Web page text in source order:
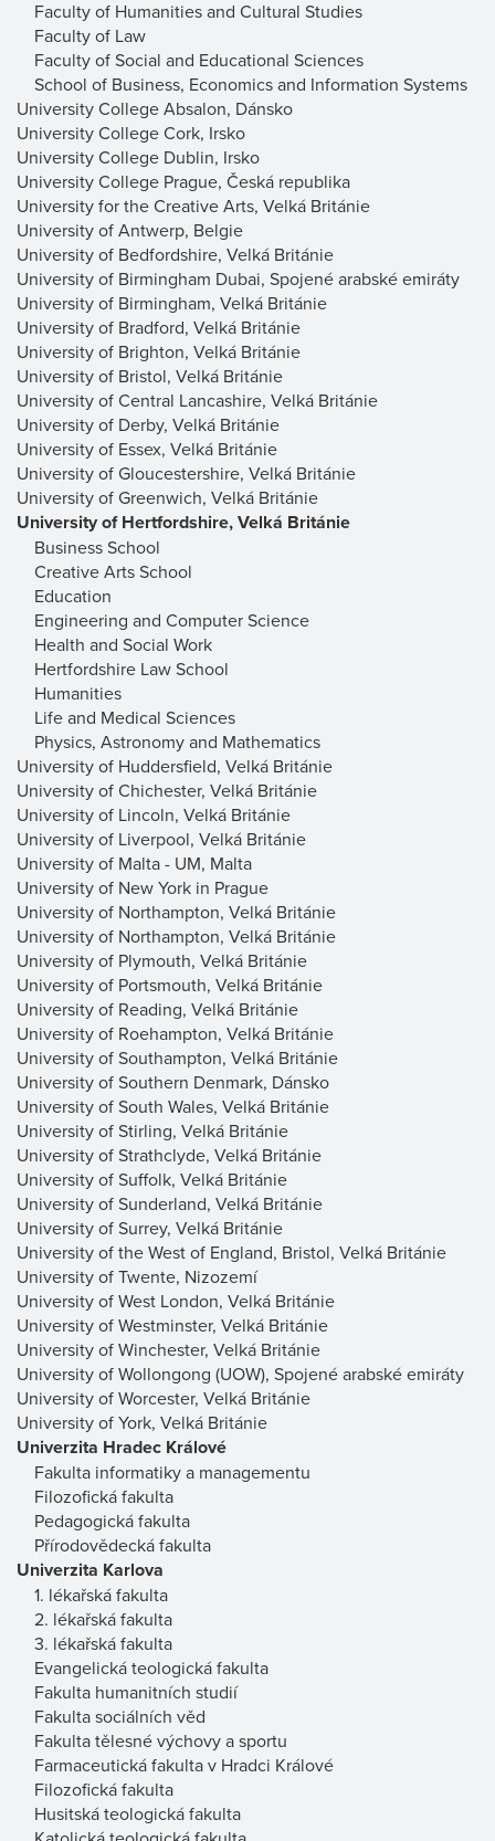
Faculty of Humanities and Cultural Studies
Faculty of Law
Faculty of Social and Educational Sciences
School of Business, Economics and Information Systems
University College Absalon, Dánsko
University College Cork, Irsko
University College Dublin, Irsko
University College Prague, Česká republika
University for the Creative Arts, Velká Británie
University of Antwerp, Belgie
University of Bedfordshire, Velká Británie
University of Birmingham Dubai, Spojené arabské emiráty
University of Birmingham, Velká Británie
University of Bradford, Velká Británie
University of Brighton, Velká Británie
University of Bristol, Velká Británie
University of Central Lancashire, Velká Británie
University of Derby, Velká Británie
University of Essex, Velká Británie
University of Gloucestershire, Velká Británie
University of Greenwich, Velká Británie
University of Hertfordshire, Velká Británie
Business School
Creative Arts School
Education
Engineering and Computer Science
Health and Social Work
Hertfordshire Law School
Humanities
Life and Medical Sciences
Physics, Astronomy and Mathematics
University of Huddersfield, Velká Británie
University of Chichester, Velká Británie
University of Lincoln, Velká Británie
University of Liverpool, Velká Británie
University of Malta - UM, Malta
University of New York in Prague
University of Northampton, Velká Británie
University of Northampton, Velká Británie
University of Plymouth, Velká Británie
University of Portsmouth, Velká Británie
University of Reading, Velká Británie
University of Roehampton, Velká Británie
University of Southampton, Velká Británie
University of Southern Denmark, Dánsko
University of South Wales, Velká Británie
University of Stirling, Velká Británie
University of Strathclyde, Velká Británie
University of Suffolk, Velká Británie
University of Sunderland, Velká Británie
University of Surrey, Velká Británie
University of the West of England, Bristol, Velká Británie
University of Twente, Nizozemí
University of West London, Velká Británie
University of Westminster, Velká Británie
University of Winchester, Velká Británie
University of Wollongong (UOW), Spojené arabské emiráty
University of Worcester, Velká Británie
University of York, Velká Británie
Univerzita Hradec Králové
Fakulta informatiky a managementu
Filozofická fakulta
Pedagogická fakulta
Přírodovědecká fakulta
Univerzita Karlova
1. lékařská fakulta
2. lékařská fakulta
3. lékařská fakulta
Evangelická teologická fakulta
Fakulta humanitních studií
Fakulta sociálních věd
Fakulta tělesné výchovy a sportu
Farmaceutická fakulta v Hradci Králové
Filozofická fakulta
Husitská teologická fakulta